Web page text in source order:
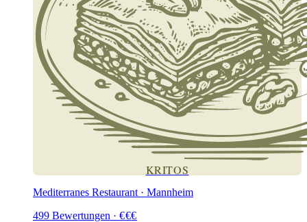
KRITOS
Mediterranes Restaurant · Mannheim
499 Bewertungen · €€€